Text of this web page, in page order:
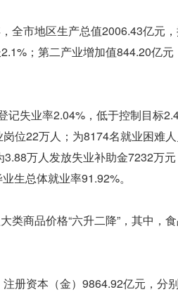
全市地区生产总值2006.43亿元
；第二产业增加值844.20亿
失业率2.04%，低于控制目标
位22万人；为8174名就业困难
万人发放失业补助金7232万
生总体就业率91.92%。
商品价格“六升二降”，其中，
册资本（金）9864.92亿元，分